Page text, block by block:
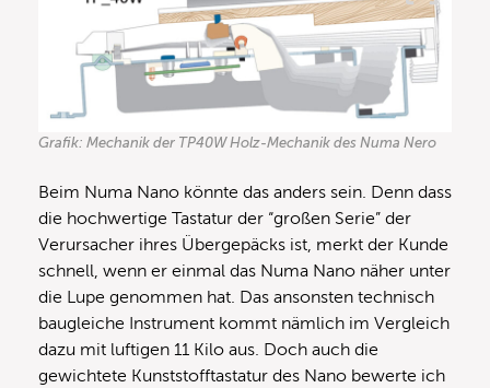
Grafik: Mechanik der TP40W Holz-Mechanik des Numa Nero
Beim Numa Nano könnte das anders sein. Denn dass
die hochwertige Tastatur der “großen Serie” der
Verursacher ihres Übergepäcks ist, merkt der Kunde
schnell, wenn er einmal das Numa Nano näher unter
die Lupe genommen hat. Das ansonsten technisch
baugleiche Instrument kommt nämlich im Vergleich
dazu mit luftigen 11 Kilo aus. Doch auch die
gewichtete Kunststofftastatur des Nano bewerte ich